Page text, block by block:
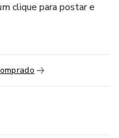
clique para postar e